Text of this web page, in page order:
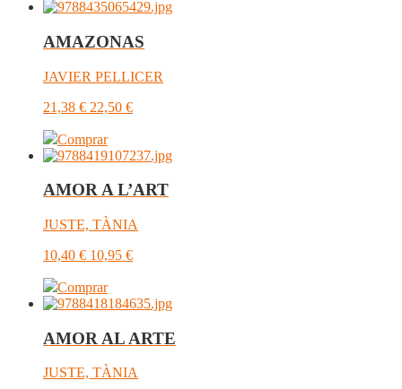
AMAZONAS
JAVIER PELLICER
21,38 € 22,50 €
Comprar
AMOR A L’ART
JUSTE, TÀNIA
10,40 € 10,95 €
Comprar
AMOR AL ARTE
JUSTE, TÀNIA